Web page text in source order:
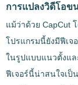
การแปลงวิดีโอข
แม้ว่าด้วย CapCut
โปรแกรมนี้ยังมีฟีเจ
ในรูปแบบแนวตั้งแล
ฟีเจอร์นี้น่าสนใจเป็